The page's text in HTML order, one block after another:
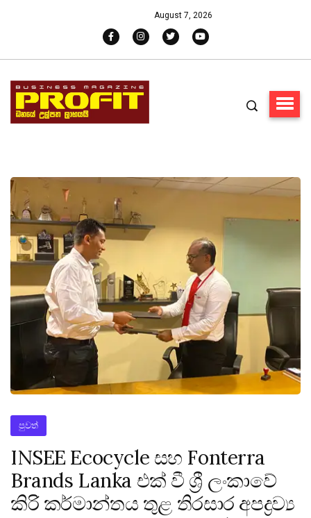
August 7, 2026
පුවත්
INSEE Ecocycle සහ Fonterra
Brands Lanka එක් වී ශ්‍රී ලංකාවේ
කිරි කර්මාන්තය තුළ තිරසාර අපද්‍රව්‍ය